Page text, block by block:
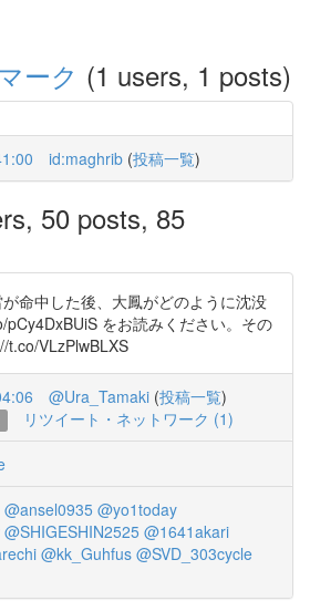
ーク (1 users, 1 posts)
id:maghrib (投稿一覧)
50 posts, 85
命中した後、大鳳がどのように沈没
pCy4DxBUiS をお読みください。その
t.co/VLzPlwBLXS
@Ura_Tamaki (投稿一覧)
リツイート・ネットワーク (1)
@ansel0935 @yo1today
@SHIGESHIN2525 @1641akari
@kk_Guhfus @SVD_303cycle